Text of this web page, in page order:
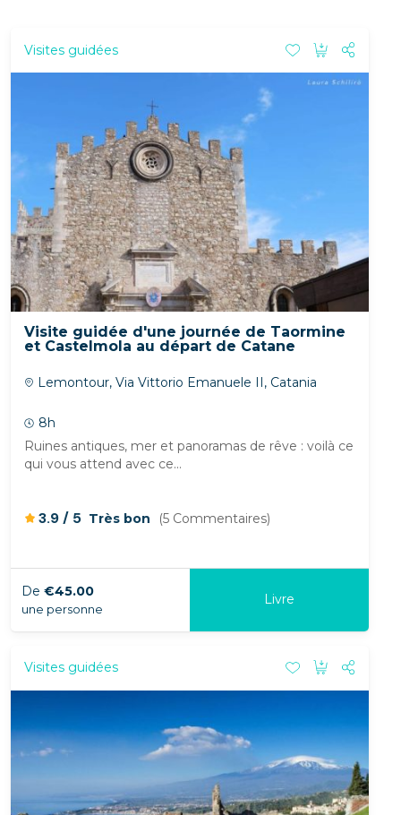
Visites guidées
Visite guidée d'une journée de Taormine
et Castelmola au départ de Catane
Lemontour, Via Vittorio Emanuele II, Catania
8h
Ruines antiques, mer et panoramas de rêve : voilà ce
qui vous attend avec ce...
3.9 / 5 Très bon (5 Commentaires)
De €45.00
une personne
Livre
Visites guidées